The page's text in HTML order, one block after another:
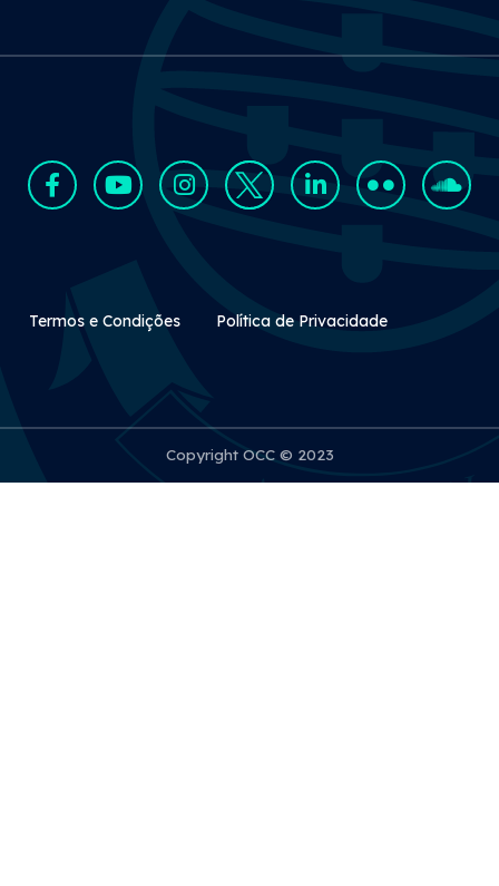
Rodapé Secundário
Termos e Condições Política de Privacidade
Copyright OCC © 2023